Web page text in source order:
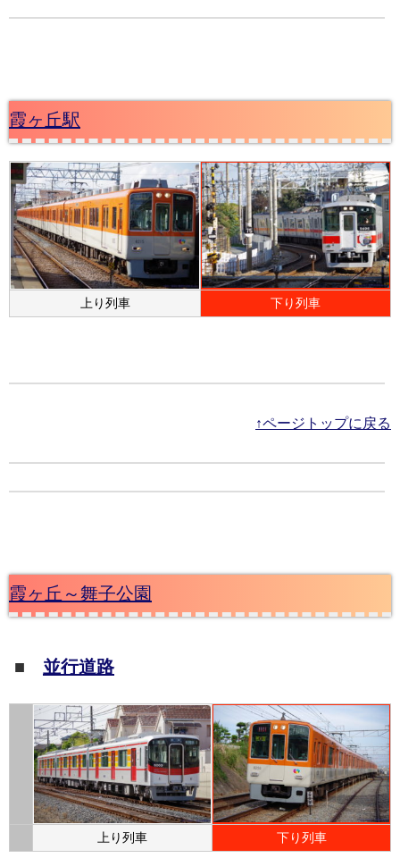
霞ヶ丘駅
上り列車 下り列車
↑ページトップに戻る
霞ヶ丘～舞子公園
■ 並行道路
上り列車 下り列車